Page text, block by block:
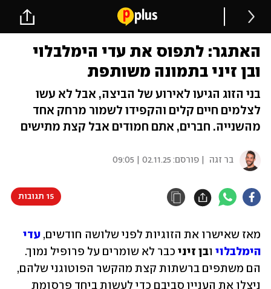
האתגר: לתפוס את עדי הימלבלוי
ובן זיני בתמונה משותפת
בני הזוג הגיעו לאירוע של הביצה, אבל לא עשו
לצלמים חיים קלים והקפידו לשמור מרחק אחד
מהשנייה. חברים, אתם חמודים אבל קצת מתישים
בר זגה | פורסם: 02.11.25 | 09:05
15 תגובות
מאז שאישרו את הזוגיות לפני שלושה חודשים,
הימלבלוי ובן זיני